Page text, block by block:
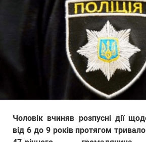
Чоловік вчиняв розпусні дії
від 6 до 9 років протягом
#боротьба
з
корупцією
#ДФС #Київ